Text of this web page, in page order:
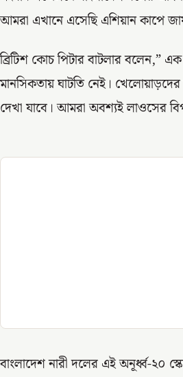
আমরা এখানে এসেছি এশিয়ান কাপে
ব্রিটিশ কোচ পিটার বাটলার বলেন,”
মানসিকতায় ঘাটতি নেই।
দেখা যাবে। আমরা অবশ্যই লাওসের
বাংলাদেশ নারী দলের এই অনূর্ধ্ব-২০